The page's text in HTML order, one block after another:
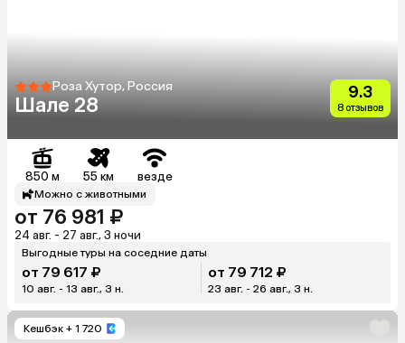
Роза Хутор, Россия
Шале 28
9.3
8 отзывов
850 м 55 км везде
Можно с животными
от 76 981 ₽
24 авг. - 27 авг., 3 ночи
Выгодные туры на соседние даты
от 79 617 ₽
10 авг. - 13 авг., 3 н.
от 79 712 ₽
23 авг. - 26 авг., 3 н.
Кешбэк + 1 720